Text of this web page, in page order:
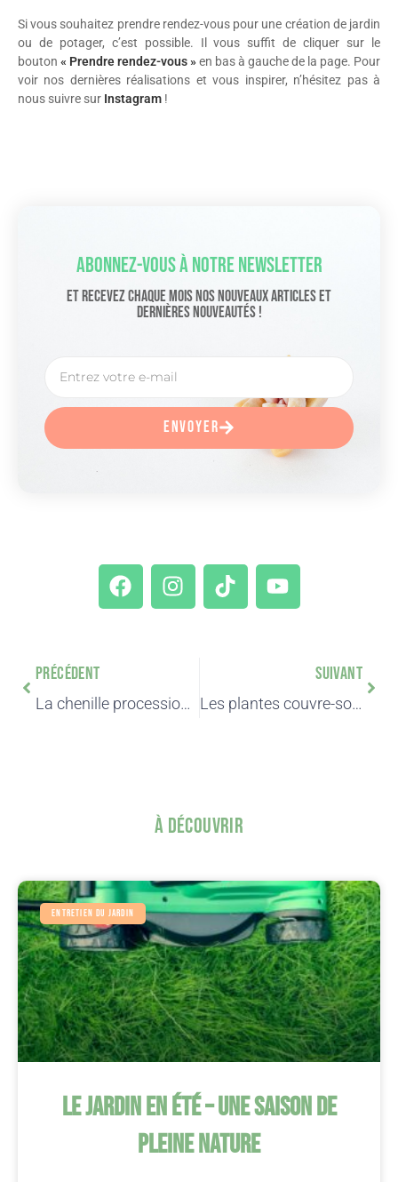
Si vous souhaitez prendre rendez-vous pour une création de jardin
ou de potager, c’est possible. Il vous suffit de cliquer sur le
bouton « Prendre rendez-vous »en bas à gauche de la page. Pour
voir nos dernières réalisations et vous inspirer, n’hésitez pas à
nous suivre sur Instagram !
Abonnez-Vous À Notre Newsletter
Et Recevez Chaque Mois Nos Nouveaux Articles Et
Dernières Nouveautés !
Envoyer
PRÉCÉDENT
La chenille processionnaire du pin en 4 points clés
SUIVANT
Les plantes couvre-sols – Notre guide en 4 étapes
À Découvrir
Entretien Du Jardin
Le Jardin En Été – Une Saison De
Pleine Nature